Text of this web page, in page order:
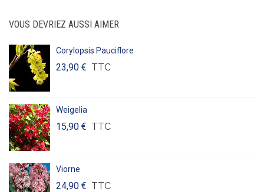
VOUS DEVRIEZ AUSSI AIMER
Corylopsis Pauciflore
23,90 € TTC
Weigelia
15,90 € TTC
Viorne
24,90 € TTC